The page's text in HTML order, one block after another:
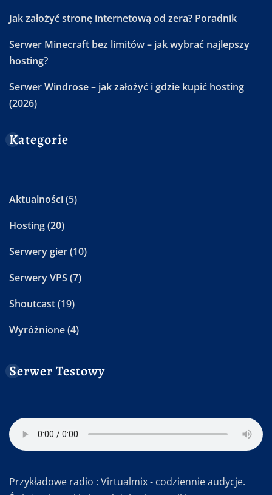
Jak założyć stronę internetową od zera? Poradnik
Serwer Minecraft bez limitów – jak wybrać najlepszy
hosting?
Serwer Windrose – jak założyć i gdzie kupić hosting
(2026)
Kategorie
Aktualności(5)
Hosting(20)
Serwery gier(10)
Serwery VPS (7)
Shoutcast(19)
Wyróżnione(4)
Serwer Testowy
Przykładowe radio : Virtualmix - codziennie audycje.